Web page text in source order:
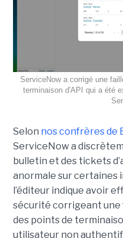
ServiceNow a corrigé une
terminaison d'API qui a été
Selon nos confrères de
ServiceNow a
bulletin et des tickets
anormale sur certaines
l’éditeur indique avoir
sécurité corrigeant une
des points de
utilisateur non